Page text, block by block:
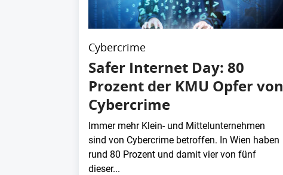
Cybercrime
Safer Internet Day: 80
Prozent der KMU Opfer von
Cybercrime
Immer mehr Klein- und Mittelunternehmen
sind von Cybercrime betroffen. In Wien haben
rund 80 Prozent und damit vier von fünf
dieser...